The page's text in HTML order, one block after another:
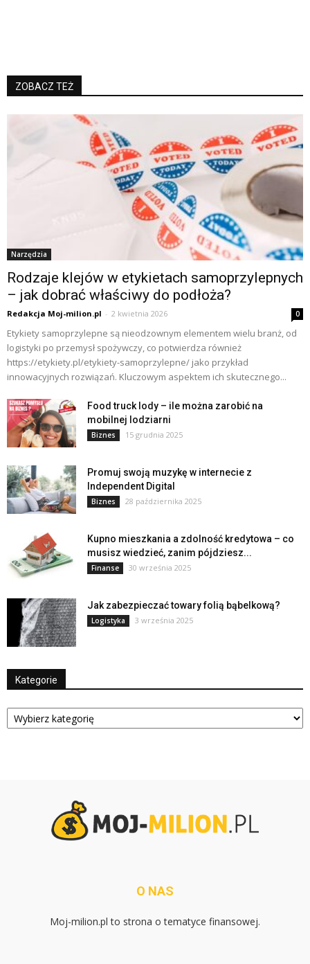
ZOBACZ TEŻ
Narzędzia
Rodzaje klejów w etykietach samoprzylepnych
– jak dobrać właściwy do podłoża?
Redakcja Moj-milion.pl - 2 kwietnia 2026 0
Etykiety samoprzylepne są nieodzownym elementem wielu branż, od
logistyki po przemysł spożywczy, co potwierdza również
https://etykiety.pl/etykiety-samoprzylepne/ jako przykład
innowacyjnych rozwiązań. Kluczowym aspektem ich skutecznego...
Food truck lody – ile można zarobić na
mobilnej lodziarni
Biznes 15 grudnia 2025
Promuj swoją muzykę w internecie z
Independent Digital
Biznes 28 października 2025
Kupno mieszkania a zdolność kredytowa – co
musisz wiedzieć, zanim pójdziesz...
Finanse 30 września 2025
Jak zabezpieczać towary folią bąbelkową?
Logistyka 3 września 2025
Kategorie
Kategorie
O NAS
Moj-milion.pl to strona o tematyce finansowej.